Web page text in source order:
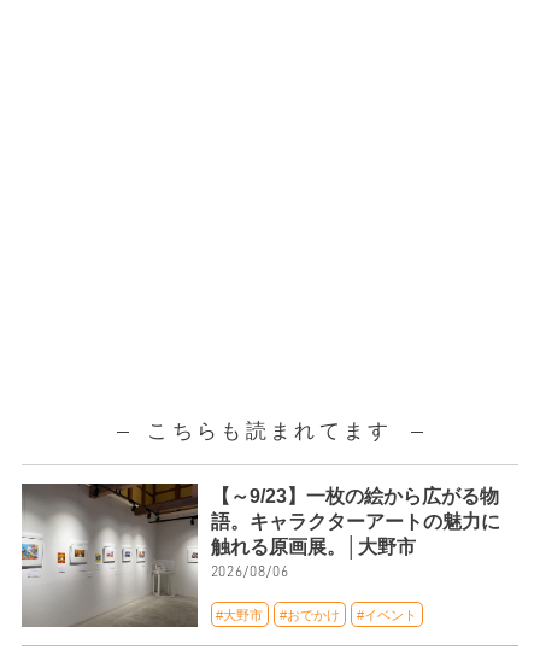
こちらも読まれてます
【～9/23】一枚の絵から広がる物
語。キャラクターアートの魅力に
触れる原画展。│大野市
2026/08/06
#大野市 #おでかけ #イベント